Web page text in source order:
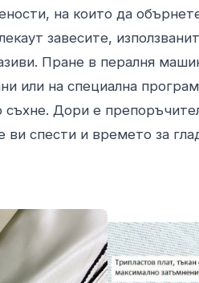
на които да
завесите,
Пране в пералня
или на специална
съхне. Дори е
ви спести и времето за